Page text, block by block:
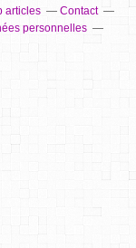
articles
Contact
personnelles